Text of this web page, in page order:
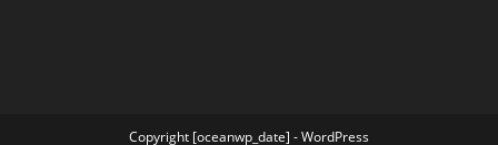
Copyright [oceanwp_date] - WordPress